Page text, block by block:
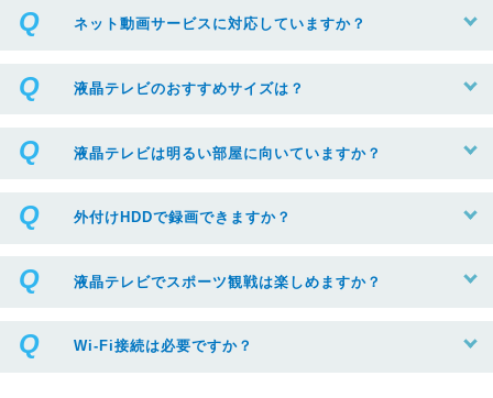
ネット動画サービスに対応していますか？
液晶テレビのおすすめサイズは？
液晶テレビは明るい部屋に向いていますか？
外付けHDDで録画できますか？
液晶テレビでスポーツ観戦は楽しめますか？
Wi-Fi接続は必要ですか？